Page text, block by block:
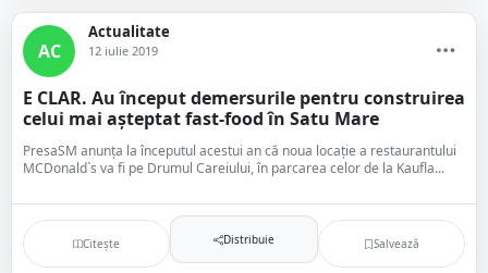
AC
Actualitate
12 iulie 2019
E CLAR. Au început demersurile pentru construirea
celui mai așteptat fast-food în Satu Mare
PresaSM anunța la începutul acestui an că noua locație a restaurantului
MCDonald`s va fi pe Drumul Careiului, în parcarea celor de la Kaufla...
Citește Distribuie Salvează